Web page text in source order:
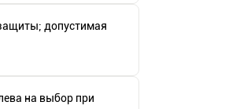
допустимая
на выбор при